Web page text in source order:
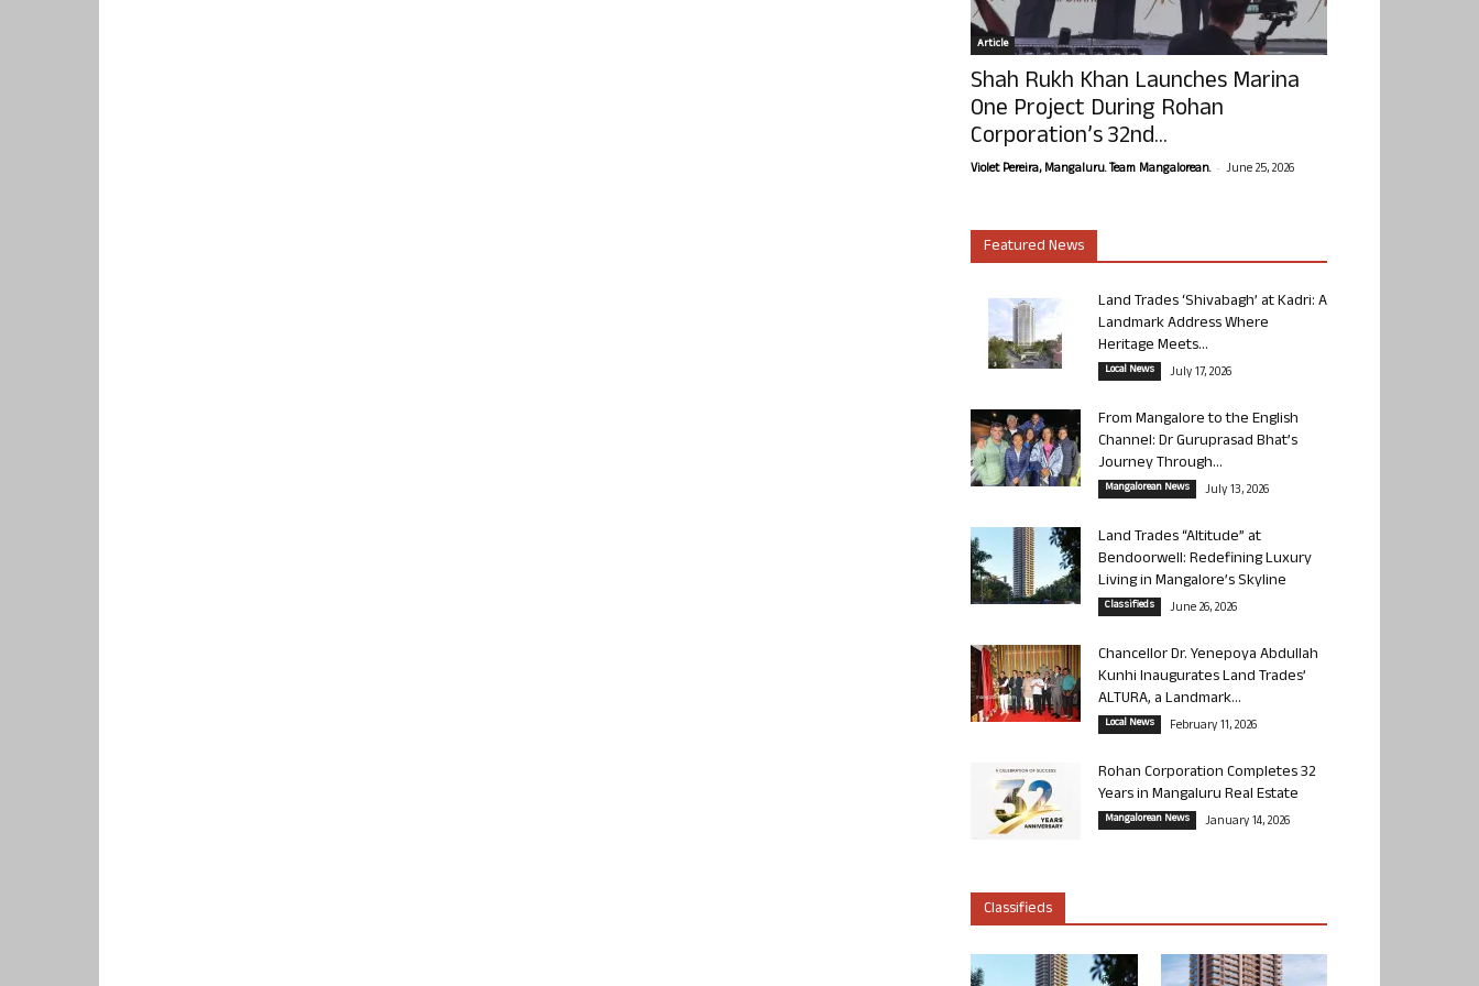
Article
Shah Rukh Khan Launches Marina
One Project During Rohan
Corporation’s 32nd...
Violet Pereira, Mangaluru. Team Mangalorean. - June 25, 2026
Featured News
Land Trades ‘Shivabagh’ at Kadri: A
Landmark Address Where
Heritage Meets...
Local News July 17, 2026
From Mangalore to the English
Channel: Dr Guruprasad Bhat’s
Journey Through...
Mangalorean News July 13, 2026
Land Trades “Altitude” at
Bendoorwell: Redefining Luxury
Living in Mangalore’s Skyline
Classifieds June 26, 2026
Chancellor Dr. Yenepoya Abdullah
Kunhi Inaugurates Land Trades’
ALTURA, a Landmark...
Local News February 11, 2026
Rohan Corporation Completes 32
Years in Mangaluru Real Estate
Mangalorean News January 14, 2026
Classifieds